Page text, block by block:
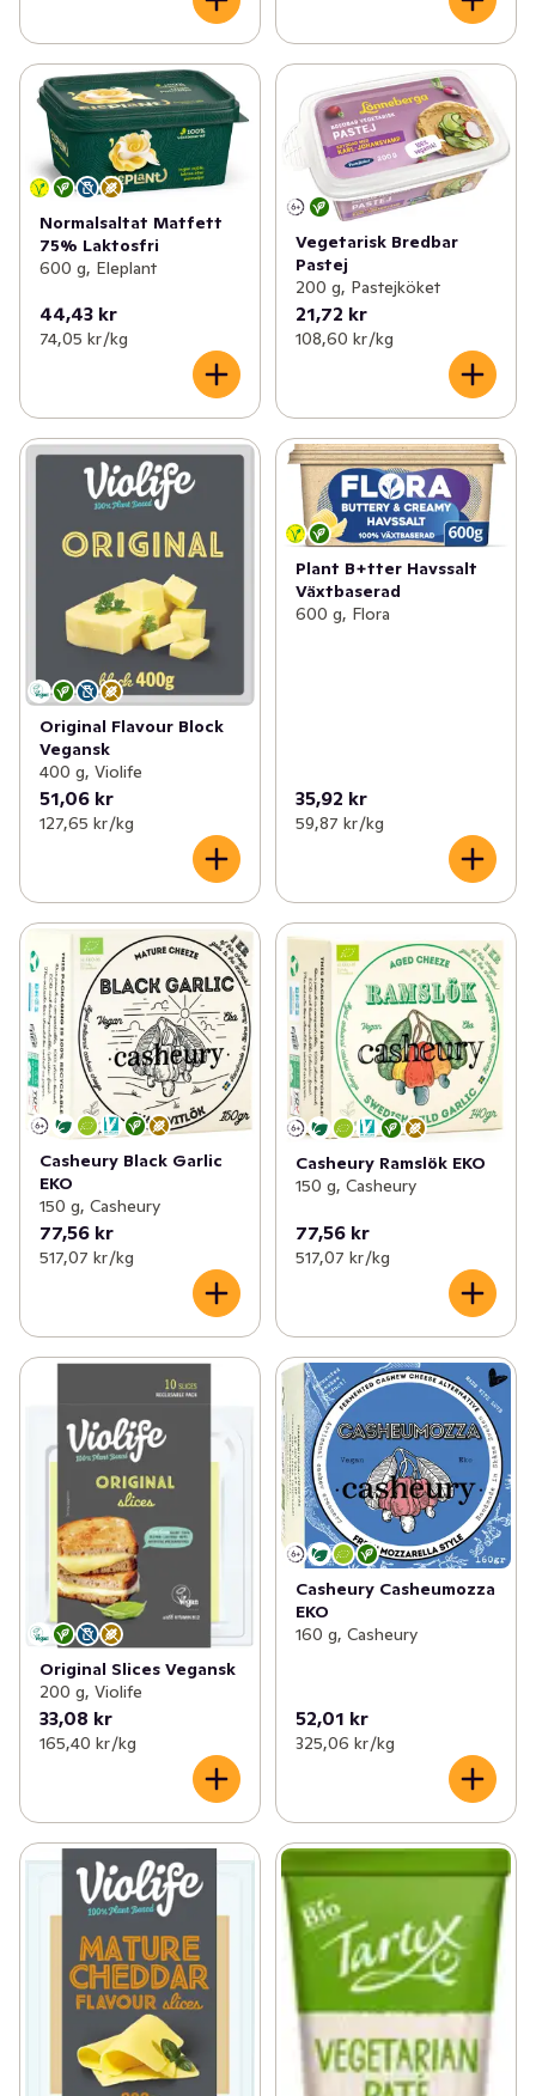
Normalsaltat Matfett
75% Laktosfri
600 g, Eleplant
44,43 kr
74,05 kr /kg
Vegetarisk Bredbar
Pastej
200 g, Pastejköket
21,72 kr
108,60 kr /kg
Original Flavour Block
Vegansk
400 g, Violife
51,06 kr
127,65 kr /kg
Plant B+tter Havssalt
Växtbaserad
600 g, Flora
35,92 kr
59,87 kr /kg
Casheury Black Garlic
EKO
150 g, Casheury
77,56 kr
517,07 kr /kg
Casheury Ramslök EKO
150 g, Casheury
77,56 kr
517,07 kr /kg
Original Slices Vegansk
200 g, Violife
33,08 kr
165,40 kr /kg
Casheury Casheumozza
EKO
160 g, Casheury
52,01 kr
325,06 kr /kg